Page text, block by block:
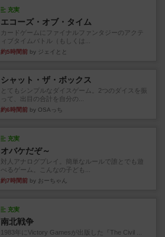
充実
エコーズ・オブ・タイム
カードゲームにファイナルファンタジーのアクテ
ィブタイムバトル（もしくは...
約5時間前 by ジェイとと
シャット・ザ・ボックス
とてもシンプルなダイスゲーム。2つのダイスを振
って、出目の合計を自分の...
約6時間前 by OSAっち
充実
オバケだぞ～
対人アナログプレイ。簡単なルールで誰とでも遊
べるゲーム。こんなの子ども...
約7時間前 by おーちゃん
充実
南北戦争
1983年にVictory Gamesが出版した『The Civil ...